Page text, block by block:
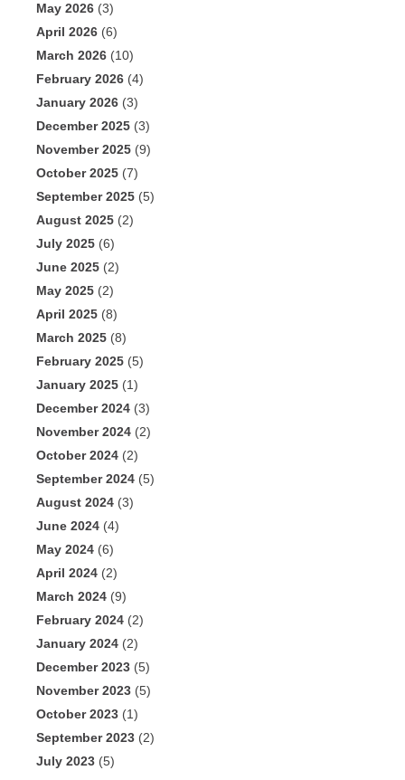
May 2026 (3)
April 2026 (6)
March 2026 (10)
February 2026 (4)
January 2026 (3)
December 2025 (3)
November 2025 (9)
October 2025 (7)
September 2025 (5)
August 2025 (2)
July 2025 (6)
June 2025 (2)
May 2025 (2)
April 2025 (8)
March 2025 (8)
February 2025 (5)
January 2025 (1)
December 2024 (3)
November 2024 (2)
October 2024 (2)
September 2024 (5)
August 2024 (3)
June 2024 (4)
May 2024 (6)
April 2024 (2)
March 2024 (9)
February 2024 (2)
January 2024 (2)
December 2023 (5)
November 2023 (5)
October 2023 (1)
September 2023 (2)
July 2023 (5)